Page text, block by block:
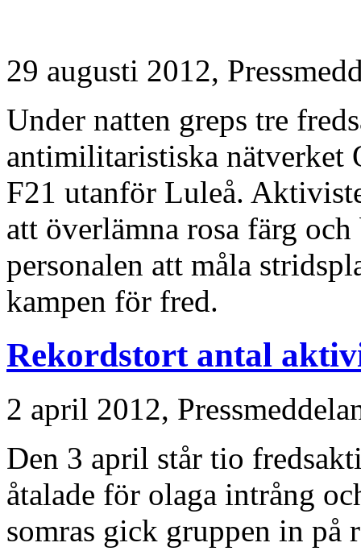
29 augusti 2012,
Under natten greps tre
antimilitaristiska nätverket
F21 utanför Luleå.
att överlämna rosa färg
personalen att måla
kampen för fred.
Rekordstort antal
2 april 2012,
Den 3 april står tio
åtalade för olaga intrång
somras gick gruppen in på